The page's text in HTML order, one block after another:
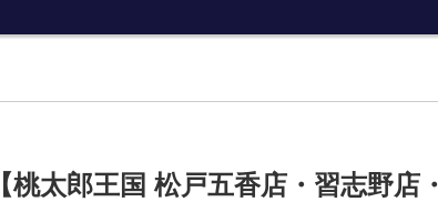
【桃太郎王国 松戸五香店・習志野店